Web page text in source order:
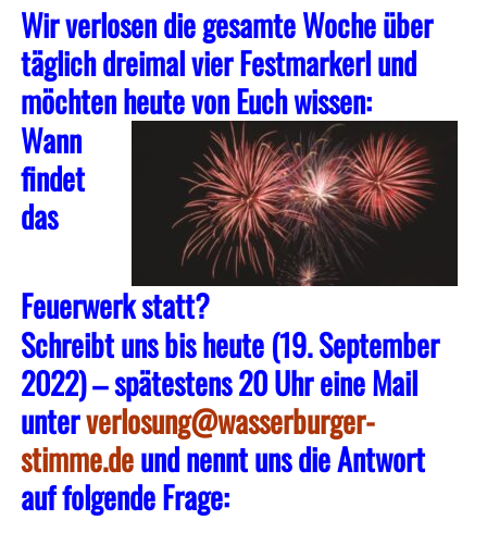
Wir verlosen die gesamte Woche über
täglich dreimal vier Festmarkerl und
möchten heute von Euch wissen:
Wann
findet
das
Feuerwerk statt?
Schreibt uns bis heute (19. September
2022) – spätestens 20 Uhr eine Mail
unterverlosung@wasserburger-
stimme.deund nennt uns die Antwort
auf folgende Frage: